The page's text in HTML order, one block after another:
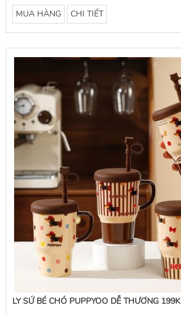
MUA HÀNG CHI TIẾT
LY SỨ BÉ CHÓ PUPPYOO DỄ THƯƠNG 199K